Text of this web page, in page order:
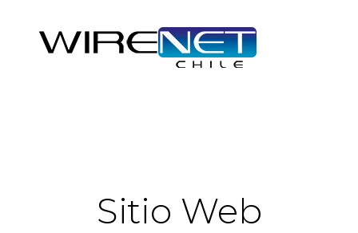
With, Content-Type, Accept");
Sitio Web